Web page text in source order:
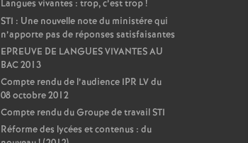
Langues vivantes : trop, c’est trop!
STI : Une nouvelle note du ministére qui
n’apporte pas de réponses satisfaisantes
EPREUVE DE LANGUES VIVANTES AU
BAC 2013
Compte rendu de l’audience IPR LV du
08 octobre 2012
Compte rendu du Groupe de travail STI
Réforme des lycées et contenus : du